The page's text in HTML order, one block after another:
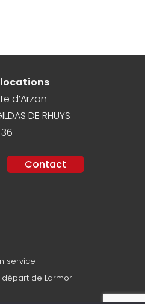
d’Arzon
DE RHUYS
Contact
service
départ de Larmor